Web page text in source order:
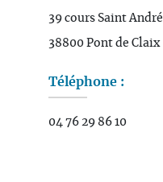
39 cours Saint André
38800 Pont de Claix
Téléphone :
04 76 29 86 10